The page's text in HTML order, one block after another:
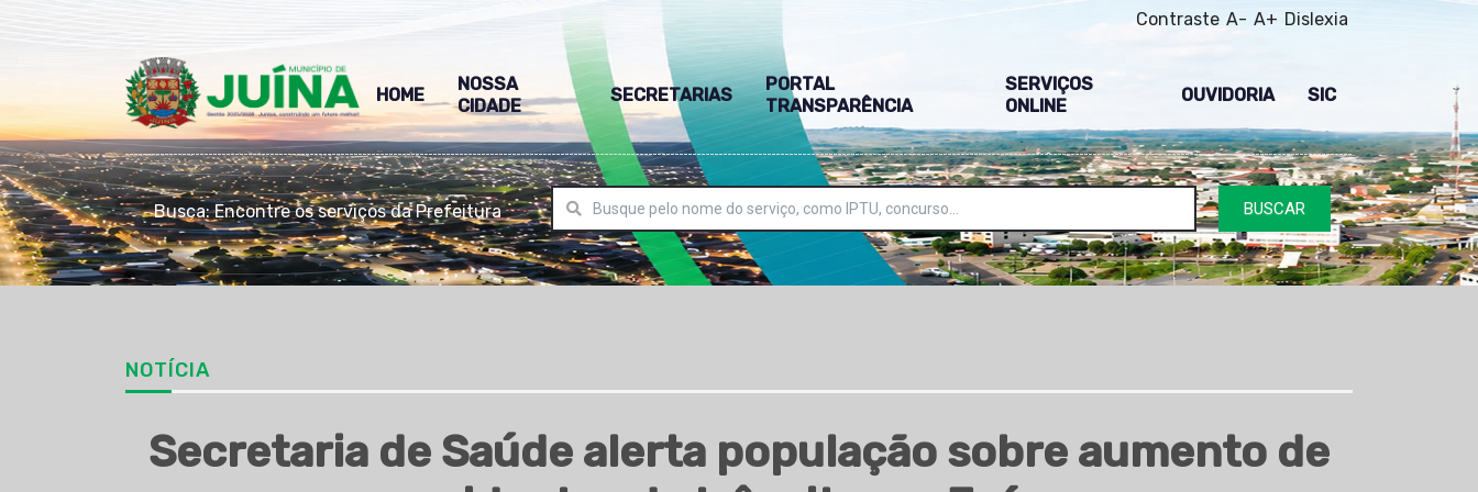
Contraste A- A+ Dislexia
HOME
NOSSA
CIDADE
SECRETARIAS
PORTAL
TRANSPARÊNCIA
SERVIÇOS
ONLINE
OUVIDORIA SIC
Busca: Encontre os serviços da Prefeitura BUSCAR
NOTÍCIA
Secretaria de Saúde alerta população sobre aumento de